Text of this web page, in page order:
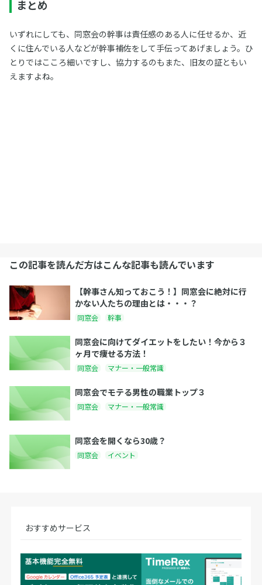
まとめ
いずれにしても、同窓会の幹事は責任感のある人に任せるか、近
くに住んでいる人などが幹事補佐をして手伝ってあげましょう。ひ
とりではこころ細いですし、協力するのもまた、旧友の証ともい
えますよね。
この記事を読んだ方はこんな記事も読んでいます
【幹事さん知っておこう！】同窓会に絶対に行
かない人たちの理由とは・・・？
同窓会 幹事
同窓会に向けてダイエットをしたい！今から３
ヶ月で痩せる方法！
同窓会 マナー・一般常識
同窓会でモテる男性の職業トップ３
同窓会 マナー・一般常識
同窓会を開くなら30歳？
同窓会 イベント
おすすめサービス